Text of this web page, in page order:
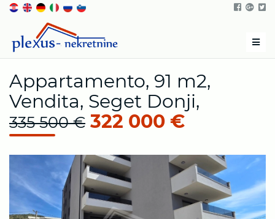
Menu
Appartamento, 91 m2,
Vendita, Seget Donji,
335 500 € 322 000 €